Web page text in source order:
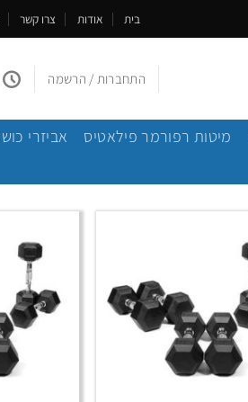
בית אודות צרו קשר
התחברות / הרשמה
מיטות רפורמר פילאטיס אביזרי